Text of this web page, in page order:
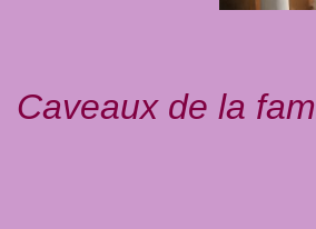
Caveaux de la